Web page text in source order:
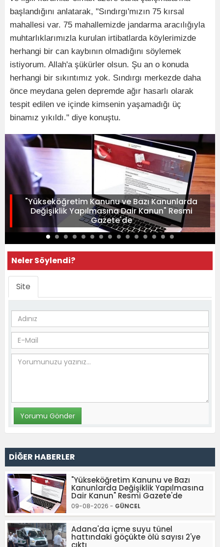
başlandığını anlatarak, "Sındırgı'mızın 75 kırsal
mahallesi var. 75 mahallemizde jandarma aracılığıyla
muhtarlıklarımızla kurulan irtibatlarda köylerimizde
herhangi bir can kaybının olmadığını söylemek
istiyorum. Allah'a şükürler olsun. Şu an o konuda
herhangi bir sıkıntımız yok. Sındırgı merkezde daha
önce meydana gelen depremde ağır hasarlı olarak
tespit edilen ve içinde kimsenin yaşamadığı üç
binamız yıkıldı." diye konuştu.
"Yükseköğretim Kanunu ve Bazı Kanunlarda
Değişiklik Yapılmasına Dair Kanun" Resmi
Gazete'de
Neler Söylendi?
Site
DİĞER HABERLER
"Yükseköğretim Kanunu ve Bazı
Kanunlarda Değişiklik Yapılmasına
Dair Kanun" Resmi Gazete'de
09-08-2026 - GÜNCEL
Adana'da içme suyu tünel
hattındaki göçükte ölü sayısı 2'ye
çıktı